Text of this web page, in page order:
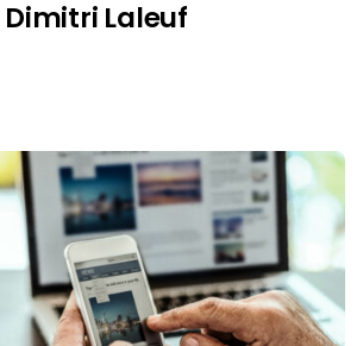
Dimitri Laleuf